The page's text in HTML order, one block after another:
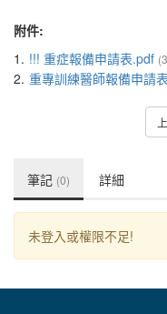
附件:
1. !!! 重症報備申請表.pdf
2. 重專訓練醫師報備申請
筆記 (0) 詳細
未登入或權限不足!